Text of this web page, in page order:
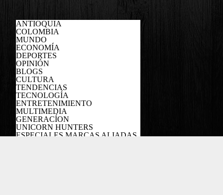
ANTIOQUIA
COLOMBIA
MUNDO
ECONOMÍA
DEPORTES
OPINIÓN
BLOGS
CULTURA
TENDENCIAS
TECNOLOGÍA
ENTRETENIMIENTO
MULTIMEDIA
GENERACÍON
UNICORN HUNTERS
ESPECIALES MARCAS ALIADAS